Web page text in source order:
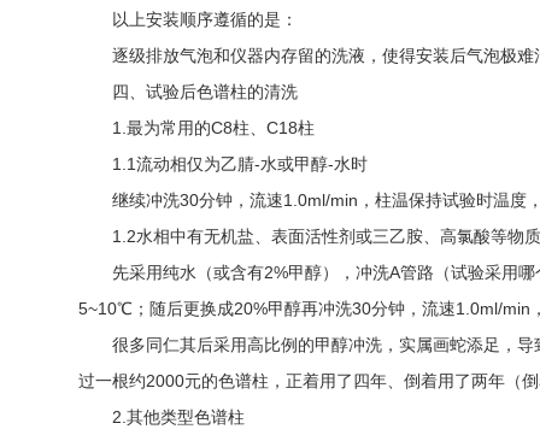
以上安装顺序遵循的是：
逐级排放气泡和仪器内存留的洗液，使得安装后气泡极难
四、试验后色谱柱的清洗
1.最为常用的C8柱、C18柱
1.1流动相仅为乙腈-水或甲醇-水时
继续冲洗30分钟，流速1.0ml/min，柱温保持试验时温度
1.2水相中有无机盐、表面活性剂或三乙胺、高氯酸等物
先采用纯水（或含有2%甲醇），冲洗A管路（试验采用哪
5~10℃；随后更换成20%甲醇再冲洗30分钟，流速1.0ml/min
很多同仁其后采用高比例的甲醇冲洗，实属画蛇添足，导
过一根约2000元的色谱柱，正着用了四年、倒着用了两年（
2.其他类型色谱柱